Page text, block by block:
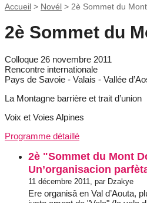
Accueil > Novél > 2è Sommet du
2è Sommet du
Colloque 26 novembre 2011
Rencontre internationale
Pays de Savoie - Valais - Vallée
La Montagne barrière et trait d’union
Voix et Voies Alpines
Programme détaillé
2è "Sommet du Mont
Un’organisacion
11 décembre 2011, par Dzakye
Ere organisâ en Val d’Aouta,